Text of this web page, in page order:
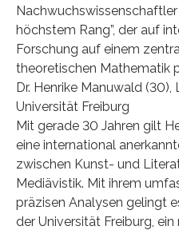
höchstem Rang”, der auf
Forschung auf einem
theoretischen Mathematik
Dr. Henrike Manuwald
Universität Freiburg
Mit gerade 30 Jahren gilt
eine international
zwischen Kunst- und
Mediävistik. Mit ihrem
präzisen Analysen gelingt
der Universität Freiburg,